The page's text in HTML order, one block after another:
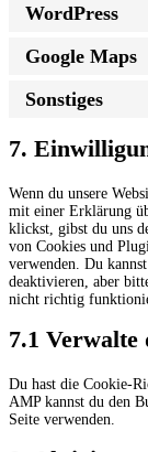
WordPress
Google Maps
Sonstiges
7.
Wenn du unsere
mit einer Erklärung
klickst, gibst du uns
von Cookies und
verwenden. Du
deaktivieren, aber
nicht richtig
7.1 Verwalte
Du hast die Cookie-
AMP kannst du den
Seite verwenden.